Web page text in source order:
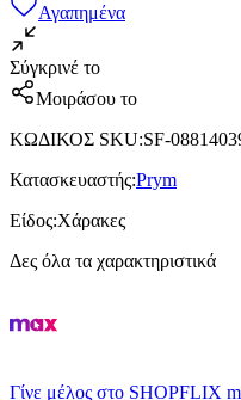
Αγαπημένα
Σύγκρινέ το
Μοιράσου το
ΚΩΔΙΚΟΣ SKU:SF-
Κατασκευαστής:Prym
Είδος:Χάρακες
Δες όλα τα χαρακτηριστικά
Γίνε μέλος στο SHOPFLIX